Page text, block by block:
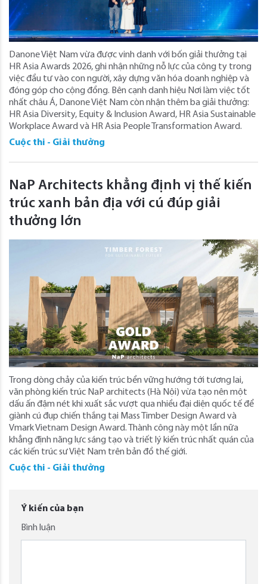
Danone Việt Nam vừa được vinh danh với bốn giải thưởng tại
HR Asia Awards 2026, ghi nhận những nỗ lực của công ty trong
việc đầu tư vào con người, xây dựng văn hóa doanh nghiệp và
đóng góp cho cộng đồng. Bên cạnh danh hiệu Nơi làm việc tốt
nhất châu Á, Danone Việt Nam còn nhận thêm ba giải thưởng:
HR Asia Diversity, Equity & Inclusion Award, HR Asia Sustainable
Workplace Award và HR Asia People Transformation Award.
Cuộc thi - Giải thưởng
NaP Architects khẳng định vị thế kiến
trúc xanh bản địa với cú đúp giải
thưởng lớn
Trong dòng chảy của kiến trúc bền vững hướng tới tương lai,
văn phòng kiến trúc NaP architects (Hà Nội) vừa tạo nên một
dấu ấn đậm nét khi xuất sắc vượt qua nhiều đại diện quốc tế để
giành cú đụp chiến thắng tại Mass Timber Design Award và
Vmark Vietnam Design Award. Thành công này một lần nữa
khẳng định năng lực sáng tạo và triết lý kiến trúc nhất quán của
các kiến trúc sư Việt Nam trên bản đồ thế giới.
Cuộc thi - Giải thưởng
Ý kiến của bạn
Bình luận